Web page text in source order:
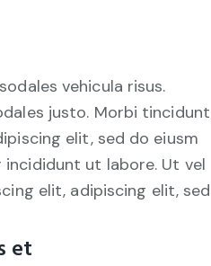
vehicula risus.
justo. Morbi
elit, sed do eiusm
ut labore. Ut vel
elit, adipiscing elit,
et